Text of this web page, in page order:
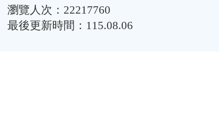
瀏覽人次：22217760
最後更新時間：115.08.06